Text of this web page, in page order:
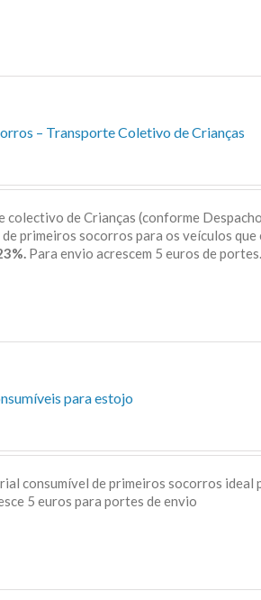
– Transporte Coletivo de Crianças
de Crianças (conforme
primeiros socorros para os veículos
Para envio acrescem 5 euros de
para estojo
consumível de primeiros socorros ideal
5 euros para portes de envio